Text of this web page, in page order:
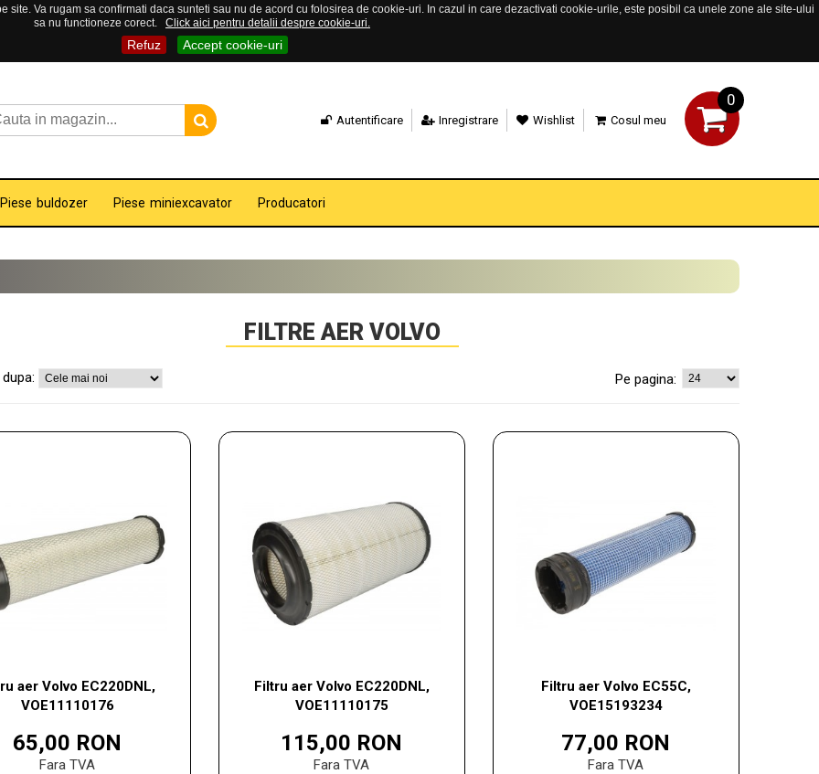
Va rugam sa confirmati daca sunteti sau nu de acord cu folosirea de cookie-uri. In cazul in care dezactivati cookie-urile, este posibil ca unele zone ale site-ului
sa nu functioneze corect.
Click aici pentru detalii despre cookie-uri.
Refuz Accept cookie-uri
0
Autentificare Inregistrare Wishlist Cosul meu
Piese buldozer Piese miniexcavator Producatori
FILTRE AER VOLVO
Pe pagina:
aer Volvo EC220DNL,
VOE11110176
65,00 RON
Fara TVA
Filtru aer Volvo EC220DNL,
VOE11110175
115,00 RON
Fara TVA
Filtru aer Volvo EC55C,
VOE15193234
77,00 RON
Fara TVA